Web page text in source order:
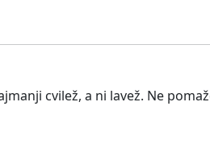
cvilež, a ni lavež. Ne